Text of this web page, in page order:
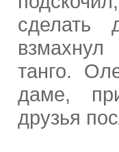
танго.
даме,
друзья